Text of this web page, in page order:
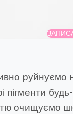
руйнуємо
пігменти
очищуємо